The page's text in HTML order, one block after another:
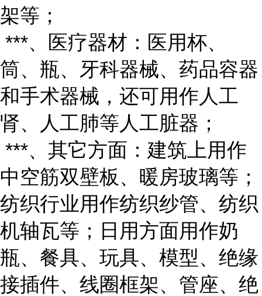
架等；
***、医疗器材：医用杯、
筒、瓶、牙科器械、药品容器
和手术器械，还可用作人工
肾、人工肺等人工脏器；
***、其它方面：建筑上用作
中空筋双壁板、暖房玻璃等；
纺织行业用作纺织纱管、纺织
机轴瓦等；日用方面用作奶
瓶、餐具、玩具、模型、绝缘
接插件、线圈框架、管座、绝